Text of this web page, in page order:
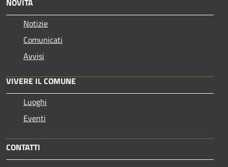
Notizie
Comunicati
Avvisi
VIVERE IL COMUNE
Luoghi
Eventi
CONTATTI